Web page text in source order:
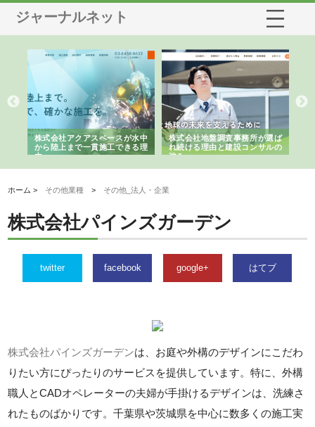
ジャーナルネット
株式会社アクアスペースが水中
から陸上まで一貫施工できる理
由
株式会社地盤調査事務所が選ば
れ続ける理由と建設コンサルの
強み
ホーム > その他業種 > その他_法人・企業
株式会社パインズガーデン
twitter facebook google+ はてブ
株式会社パインズガーデンは、お庭や外構のデザインにこだわ
りたい方にぴったりのサービスを提供しています。特に、外構
職人とCADオペレーターの夫婦が手掛けるデザインは、洗練さ
れたものばかりです。千葉県や茨城県を中心に数多くの施工実